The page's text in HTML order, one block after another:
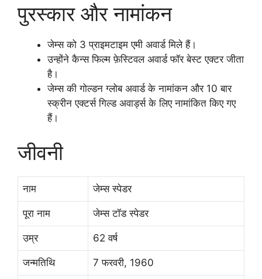
पुरस्कार और नामांकन
जेम्स को 3 प्राइमटाइम एमी अवार्ड मिले हैं।
उन्होंने कैन्स फिल्म फ़ेस्टिवल अवार्ड फॉर बेस्ट एक्टर जीता
है।
जेम्स की गोल्डन ग्लोब अवार्ड के नामांकन और 10 बार
स्क्रीन एक्टर्स गिल्ड अवार्ड्स के लिए नामांकित किए गए
हैं।
जीवनी
नाम जेम्स स्पेडर
पूरा नाम जेम्स टॉड स्पेडर
उम्र 62 वर्ष
जन्मतिथि 7 फरवरी, 1960